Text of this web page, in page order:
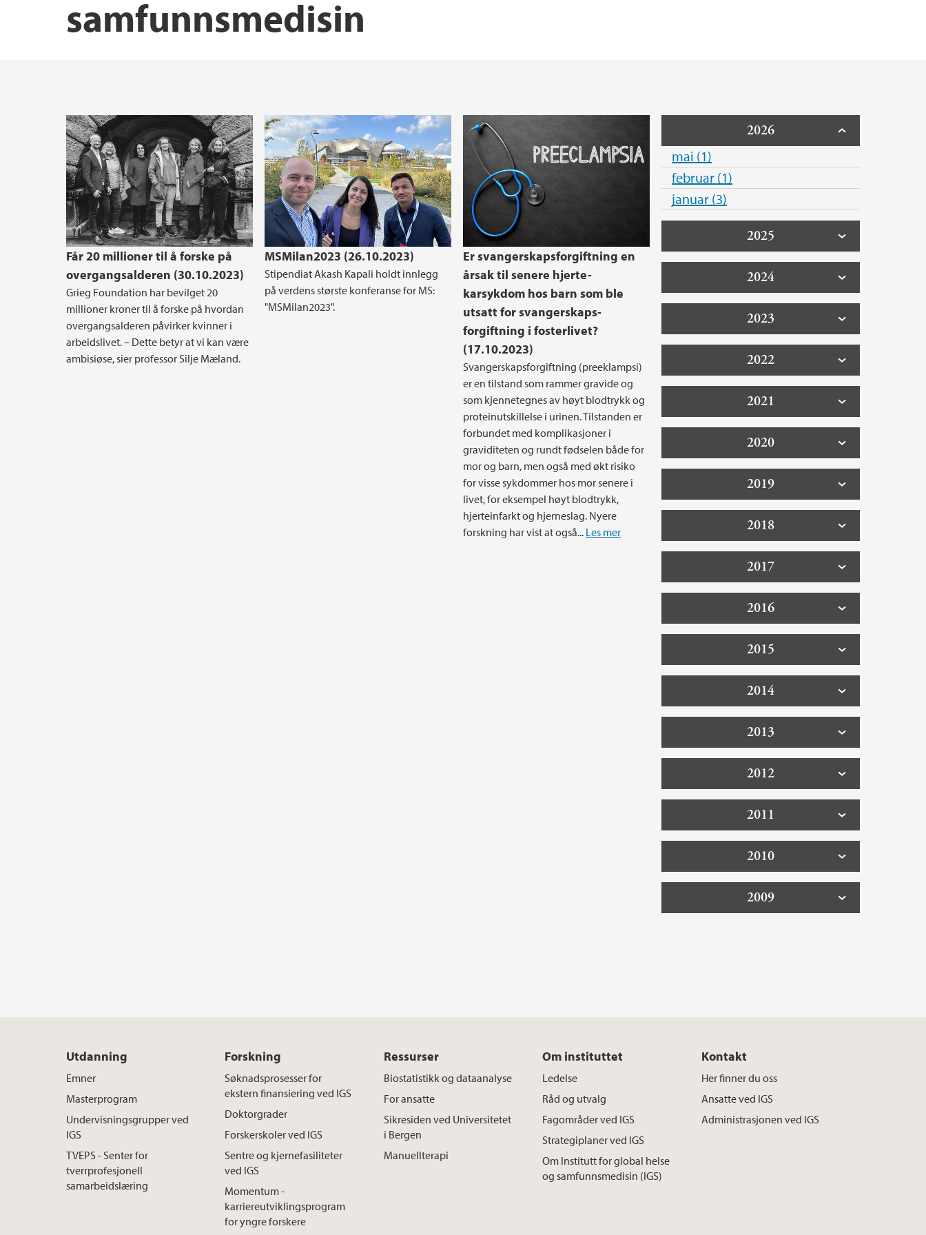
Forskergrupper ved IGS
samfunnsmedisin
Får 20 millioner til å forske på
overgangsalderen (30.10.2023)
Grieg Foundation har bevilget 20
millioner kroner til å forske på hvordan
overgangsalderen påvirker kvinner i
arbeidslivet. – Dette betyr at vi kan være
ambisiøse, sier professor Silje Mæland.
MSMilan2023 (26.10.2023)
Stipendiat Akash Kapali holdt innlegg
på verdens største konferanse for MS:
"MSMilan2023".
Er svangerskapsforgiftning en
årsak til senere hjerte-
karsykdom hos barn som ble
utsatt for svangerskaps-
forgiftning i fosterlivet?
(17.10.2023)
Svangerskapsforgiftning (preeklampsi)
er en tilstand som rammer gravide og
som kjennetegnes av høyt blodtrykk og
proteinutskillelse i urinen. Tilstanden er
forbundet med komplikasjoner i
graviditeten og rundt fødselen både for
mor og barn, men også med økt risiko
for visse sykdommer hos mor senere i
livet, for eksempel høyt blodtrykk,
hjerteinfarkt og hjerneslag. Nyere
forskning har vist at også... Les mer
2026
mai (1)
februar (1)
januar (3)
2025
2024
2023
2022
2021
2020
2019
2018
2017
2016
2015
2014
2013
2012
2011
2010
2009
Utdanning
Emner
Masterprogram
Undervisningsgrupper ved
IGS
TVEPS - Senter for
tverrprofesjonell
samarbeidslæring
Forskning
Søknadsprosesser for
ekstern finansiering ved IGS
Doktorgrader
Forskerskoler ved IGS
Sentre og kjernefasiliteter
ved IGS
Momentum -
karriereutviklingsprogram
for yngre forskere
Ressurser
Biostatistikk og dataanalyse
For ansatte
Sikresiden ved Universitetet
i Bergen
Manuellterapi
Om instituttet
Ledelse
Råd og utvalg
Fagområder ved IGS
Strategiplaner ved IGS
Om Institutt for global helse
og samfunnsmedisin (IGS)
Kontakt
Her finner du oss
Ansatte ved IGS
Administrasjonen ved IGS